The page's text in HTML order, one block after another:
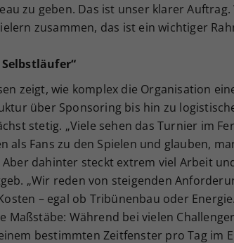
zu geben. Das ist unser klarer
zusammen, das ist ein wichtiger
zeigt, wie komplex die Organisation
über Sponsoring bis hin zu
stetig. „Viele sehen das Turnier im
als Fans zu den Spielen und glauben,
Aber dahinter steckt extrem viel Arbeit
„Wir reden von steigenden
– egal ob Tribünenbau oder
Maßstäbe: Während bei vielen
bestimmten Zeitfenster pro Tag im